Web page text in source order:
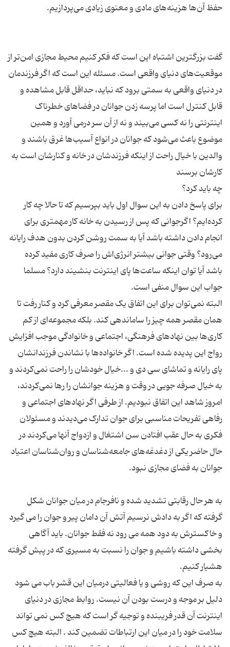
گفت بزرگترین اشتباه این است که فکر کنیم محیط مجازی امن‌تر از
موقعیت‌های دنیای واقعی است. مسئله این است که اگر فرزندمان
در دنیای واقعی به سمتی برود که نباید، حداقل قابل مشاهده و
قابل کنترل است اما پرسه زدن جوانان در فضاهای خطرناک
اینترنتی را نه کسی می‌بیند و نه از آن سر درمی آورد و همین
موضوع باعث می‌شود که جوانان در انواع آسیب‌ها غرق باشند و
والدین با خیال راحت از اینکه فرزندشان در خانه و کنارشان است به
برای پاسخ دادن به این سوال اول باید بپرسیم که تا حالا چه کار
کرده‌ایم؟ اگرجوانی که پس از رسیدن به خانه کار مهمتری برای
انجام دادن داشته باشد آیا به سمت روشن کردن بدون هدف رایانه
می‌رود؟ وقتی جوانی بیشتر انرژی‌اش را صرف کاری مفید کرده
باشد آیا توان اینکه ساعت‌ها پای اینترنت بنشیند دارد؟ مسلما
البته نمی‌توان برای این اتفاق یک مقصر معرفی کرد و کنار رفت تا
همان مقصر همه چیز را ساماندهی کند. بلکه مجموعه‌ای از کم
کاری‌ها بین نهاد‌های فرهنگی، اجتماعی و خانوادگی موجب افزایش
رواج این پدیده شده است. اگر خانواده‌ها با نشاندن فرزندانشان
پای رایانه و تماشای سی دی و ...خیال خودشان را راحت نمی‌کردند و
به خیال صرفه جویی در وقت و هزینه جوانشان را رها نمی‌کردند،
امروز شاهد این اتفاق نبودیم. از طرفی اگر نهادهای اجتماعی و
رفاهی تفریحات مناسبی برای جوان تدارک می‌دیدند و مسئولان
فکری به حال عقب افتادن سن اشتغال و ازدواج آنها می‌کردند در
حال حاضر یکی از دغدغه‌های جامعه‌شناسان و روان‌شناسان اعتیاد
به هر حال رقابتی تشدید شده و نافرجام در میان جوانان شکل
گرفته که اگر به دادش نرسیم آتش آن دامان پیر و جوان را می گیرد
و خاکسترش به دود همه می رود نه فقط جوانان. باید آگاهی
بخشی داشته باشیم و جوان را نسبت به مسیری که در پیش گرفته
به صرف این که روشی و یا فعالیتی درمیان این قشر باب می شود
دلیل بر موجه و درست بودن آن نیست. روابط مجازی در دنیای
اینترنت آن قدر فریبنده و توجیه گر است که هیچ کس نمی تواند
سلامت خود را در میان این ارتباطات تضمین کند . البته هیچ کس